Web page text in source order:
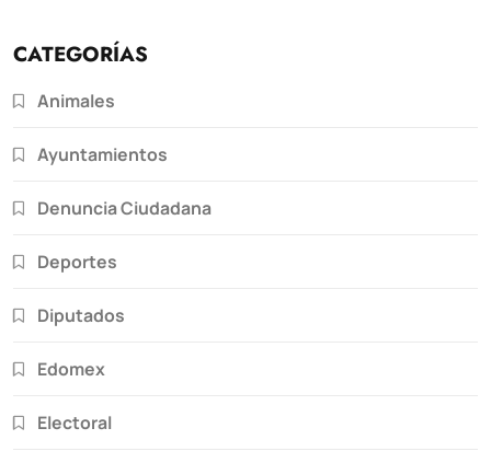
CATEGORÍAS
Animales
Ayuntamientos
Denuncia Ciudadana
Deportes
Diputados
Edomex
Electoral